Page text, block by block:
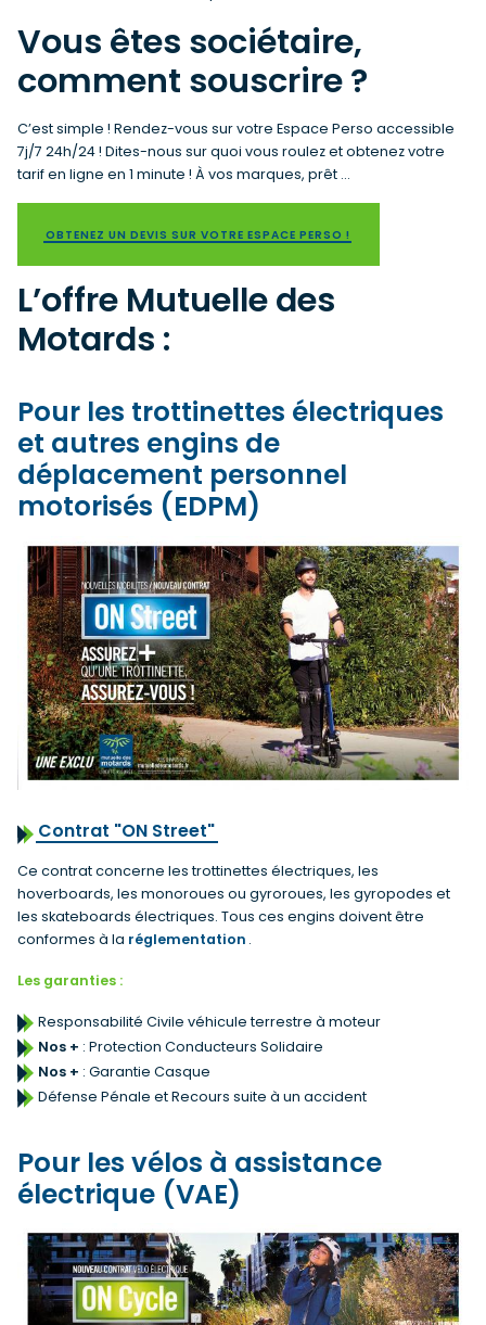
Vous êtes sociétaire,
comment souscrire ?
C’est simple ! Rendez-vous sur votre Espace Perso accessible
7j/7 24h/24 ! Dites-nous sur quoi vous roulez et obtenez votre
tarif en ligne en 1 minute ! À vos marques, prêt …
OBTENEZ UN DEVIS SUR VOTRE ESPACE PERSO !
L’offre Mutuelle des
Motards :
Pour les trottinettes électriques
et autres engins de
déplacement personnel
motorisés (EDPM)
Contrat "ON Street"
Ce contrat concerne les trottinettes électriques, les
hoverboards, les monoroues ou gyroroues, les gyropodes et
les skateboards électriques. Tous ces engins doivent être
conformes à la réglementation .
Les garanties :
Responsabilité Civile véhicule terrestre à moteur
Nos + : Protection Conducteurs Solidaire
Nos + : Garantie Casque
Défense Pénale et Recours suite à un accident
Pour les vélos à assistance
électrique (VAE)